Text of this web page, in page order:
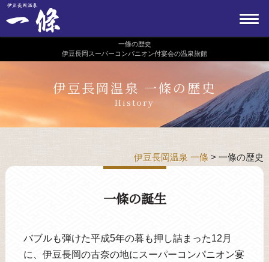
一條の歴史
伊豆長岡スーパーコンパニオン付宴会の温泉旅館
伊豆長岡温泉 一條の歴史
History
伊豆長岡温泉 一條 >一條の歴史
一條の誕生
バブルも弾けた平成5年の暮も押し詰まった12月
に、伊豆長岡の古奈の地にスーパーコンパニオン宴